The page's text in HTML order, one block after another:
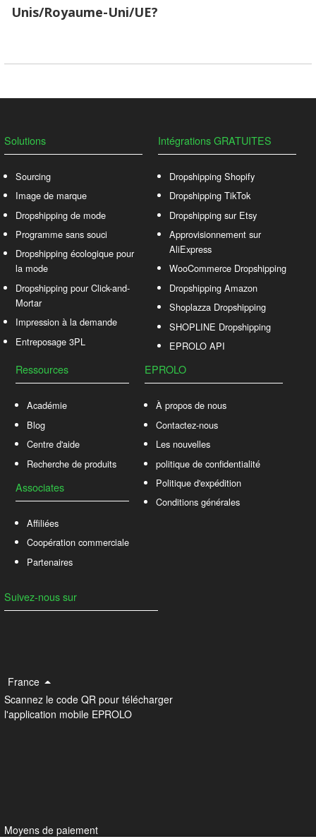
Unis/Royaume-Uni/UE?
Solutions
Sourcing
Image de marque
Dropshipping de mode
Programme sans souci
Dropshipping écologique pour
la mode
Dropshipping pour Click-and-
Mortar
Impression à la demande
Entreposage 3PL
Intégrations GRATUITES
Dropshipping Shopify
Dropshipping TikTok
Dropshipping sur Etsy
Approvisionnement sur
AliExpress
WooCommerce Dropshipping
Dropshipping Amazon
Shoplazza Dropshipping
SHOPLINE Dropshipping
EPROLO API
Ressources
Académie
Blog
Centre d'aide
Recherche de produits
Associates
Affiliées
Coopération commerciale
Partenaires
EPROLO
À propos de nous
Contactez-nous
Les nouvelles
politique de confidentialité
Politique d'expédition
Conditions générales
Suivez-nous sur
France
Scannez le code QR pour télécharger
l'application mobile EPROLO
Moyens de paiement